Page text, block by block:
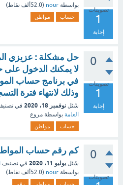
تصويتات
1
إجابة
بواسطة nour
(52.0ألف نقاط)
حساب مواطن
0
تصويتات
1
إجابة
حل مشكلة : عزيزي
لا يمكنك الدخول
في برنامج حساب
وذلك لانتهاء فترة
سُئل نوفمبر 18، 2020 في
العامة بواسطة مروع
حساب مواطن
0
تصويتات
كم رقم حساب
سُئل يوليو 11، 2020 في تصنيف
بواسطة nour
(52.0ألف نقاط)